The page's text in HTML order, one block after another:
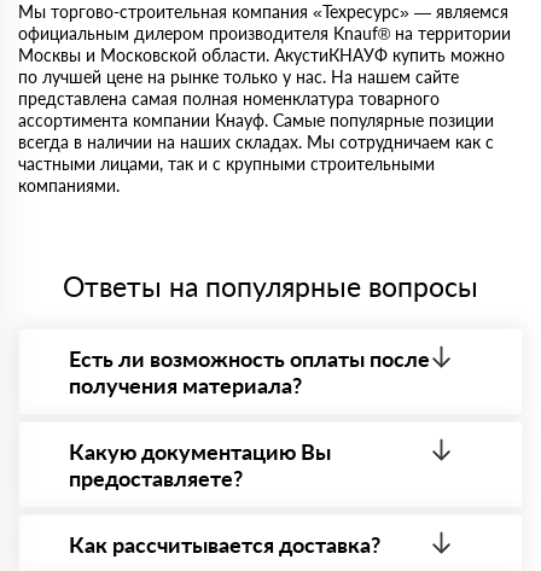
Мы торгово-строительная компания «Техресурс» — являемся
официальным дилером производителя Knauf® на территории
Москвы и Московской области. АкустиКНАУФ купить можно
по лучшей цене на рынке только у нас. На нашем сайте
представлена самая полная номенклатура товарного
ассортимента компании Кнауф. Самые популярные позиции
всегда в наличии на наших складах. Мы сотрудничаем как с
частными лицами, так и с крупными строительными
компаниями.
Ответы на популярные вопросы
Есть ли возможность оплаты после
получения материала?
- оплата по факту получения товара. При этом,
если доставленный товар был ненадлежащего
качества, то Вы вправе от него отказаться.
Какую документацию Вы
предоставляете?
все сертификаты и паспорта качества, а также
товарно-транспортную накладную.
Как рассчитывается доставка?